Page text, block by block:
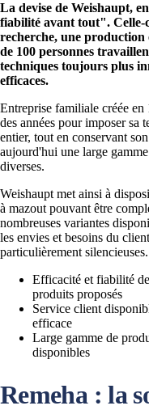
La devise de Weishaupt,
fiabilité avant tout". Celle-
recherche, une production
de 100 personnes
techniques toujours plus
efficaces.
Entreprise familiale créée
des années pour imposer sa
entier, tout en conservant
aujourd'hui une large
diverses.
Weishaupt met ainsi à
à mazout pouvant être
nombreuses variantes
les envies et besoins du
particulièrement silencieuses.
Efficacité et fiabilité
produits proposés
Service client
efficace
Large gamme de
disponibles
Remeha : la